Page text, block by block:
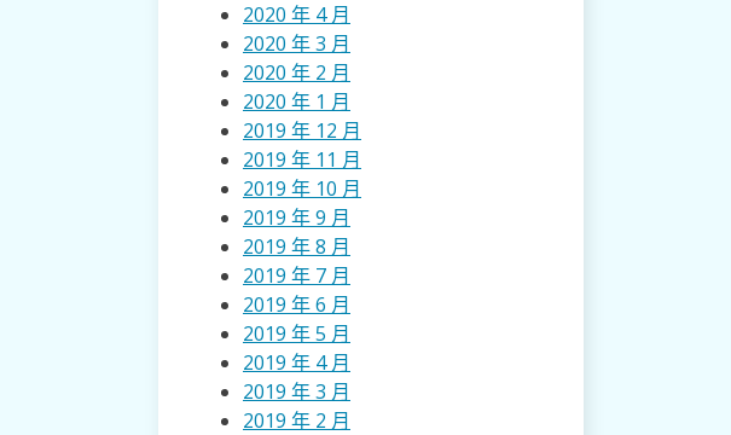
2020 年 4 月
2020 年 3 月
2020 年 2 月
2020 年 1 月
2019 年 12 月
2019 年 11 月
2019 年 10 月
2019 年 9 月
2019 年 8 月
2019 年 7 月
2019 年 6 月
2019 年 5 月
2019 年 4 月
2019 年 3 月
2019 年 2 月